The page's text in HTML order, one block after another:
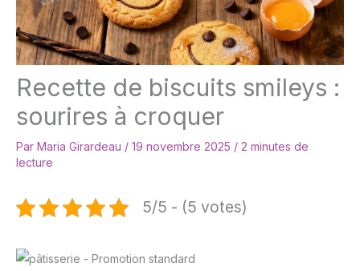
Recette de biscuits smileys :
sourires à croquer
Par Maria Girardeau / 19 novembre 2025 / 2 minutes de
lecture
5/5 - (5 votes)